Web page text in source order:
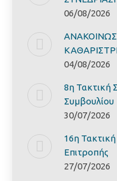
06/08/2026
04/08/2026
8η Τακτική
Συμβουλίου
30/07/2026
16η
Επιτροπής
27/07/2026